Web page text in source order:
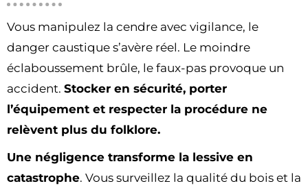
Vous manipulez la cendre avec vigilance, le
danger caustique s’avère réel. Le moindre
éclaboussement brûle, le faux-pas provoque un
accident. Stocker en sécurité, porter
l’équipement et respecter la procédure ne
relèvent plus du folklore.
Une négligence transforme la lessive en
catastrophe. Vous surveillez la qualité du bois et la